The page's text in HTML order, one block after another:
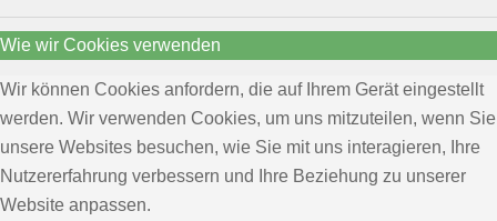
Wie wir Cookies verwenden
Wir können Cookies anfordern, die auf Ihrem Gerät eingestellt
werden. Wir verwenden Cookies, um uns mitzuteilen, wenn Sie
unsere Websites besuchen, wie Sie mit uns interagieren, Ihre
Nutzererfahrung verbessern und Ihre Beziehung zu unserer
Website anpassen.